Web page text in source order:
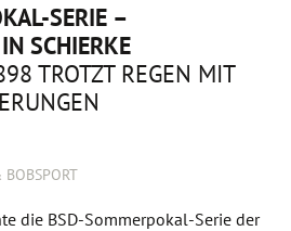
SERIE –
SCHIERKE
TROTZT REGEN MIT
BOBSPORT
die BSD-Sommerpokal-Serie der